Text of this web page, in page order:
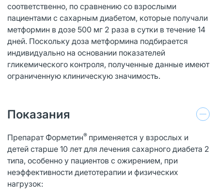
соответственно, по сравнению со взрослыми
пациентами с сахарным диабетом, которые получали
метформин в дозе 500 мг 2 раза в сутки в течение 14
дней. Поскольку доза метформина подбирается
индивидуально на основании показателей
гликемического контроля, полученные данные имеют
ограниченную клиническую значимость.
Показания
Препарат Форметин® применяется у взрослых и
детей старше 10 лет для лечения сахарного диабета 2
типа, особенно у пациентов с ожирением, при
неэффективности диетотерапии и физических
нагрузок: